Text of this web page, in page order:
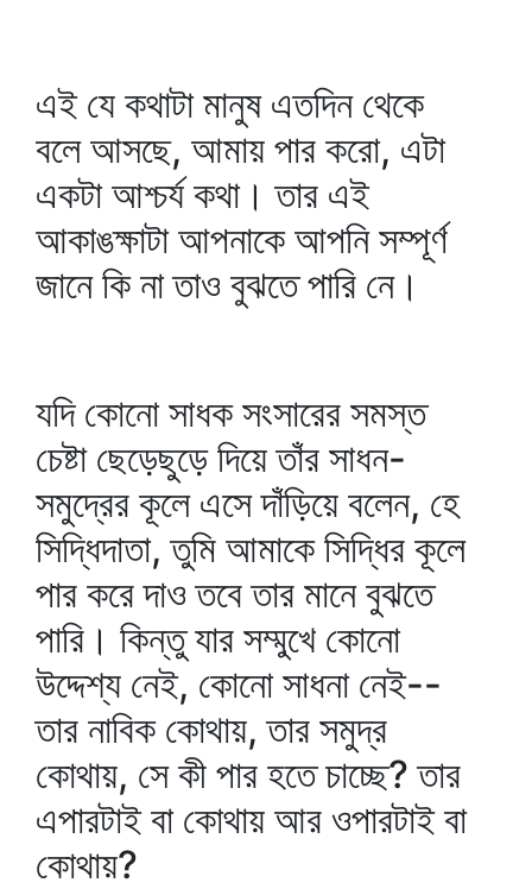
এই যে কথাটা মানুষ এতদিন থেকে
বলে আসছে, আমায় পার করো, এটা
একটা আশ্চর্য কথা। তার এই
আকাঙক্ষাটা আপনাকে আপনি সম্পূর্ণ
জানে কি না তাও বুঝতে পারি নে।
যদি কোনো সাধক সংসারের সমস্ত
চেষ্টা ছেড়েছুড়ে দিয়ে তাঁর সাধন-
সমুদ্রের কূলে এসে দাঁড়িয়ে বলেন, হে
সিদ্ধিদাতা, তুমি আমাকে সিদ্ধির কূলে
পার করে দাও তবে তার মানে বুঝতে
পারি। কিন্তু যার সম্মুখে কোনো
উদ্দেশ্য নেই, কোনো সাধনা নেই--
তার নাবিক কোথায়, তার সমুদ্র
কোথায়, সে কী পার হতে চাচ্ছে? তার
এপারটাই বা কোথায় আর ওপারটাই বা
কোথায়?